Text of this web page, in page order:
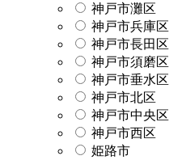
神戸市灘区
神戸市兵庫区
神戸市長田区
神戸市須磨区
神戸市垂水区
神戸市北区
神戸市中央区
神戸市西区
姫路市